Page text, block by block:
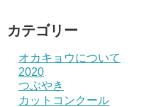
カテゴリー
オカキョウについて
2020
つぶやき
カットコンクール